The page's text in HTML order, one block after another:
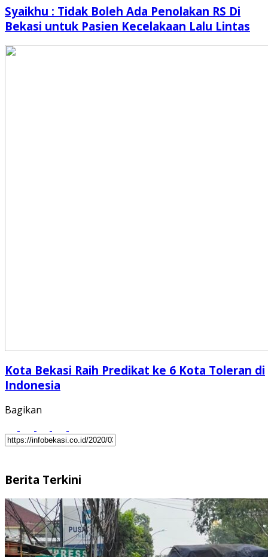
Syaikhu : Tidak Boleh Ada Penolakan RS Di
Bekasi untuk Pasien Kecelakaan Lalu Lintas
Kota Bekasi Raih Predikat ke 6 Kota Toleran di
Indonesia
Bagikan
Berita Terkini